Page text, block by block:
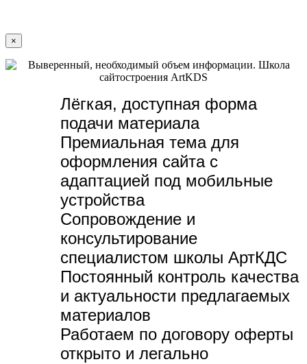
×
Лёгкая, доступная форма
подачи материала
Премиальная тема для
оформления сайта с
адаптацией под мобильные
устройства
Сопровождение и
консультирование
специалистом школы АртКДС
Постоянный контроль качества
и актуальности предлагаемых
материалов
Работаем по договору оферты
открыто и легально